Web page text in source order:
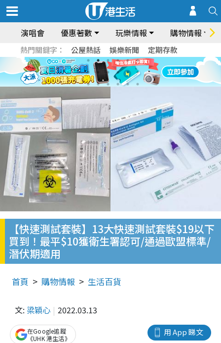
演唱會 優惠著數 玩樂情報 購物情報
熱門關鍵字： 公屋熱話 娛樂新聞 定期存款
【快速測試套裝】13大快速測試套裝$19以下
買到！最平$10獲衛生署認可/通過歐盟標準/
潛伏期適用
首頁 購物情報 生活百貨
文: 梁穎心 2022.03.13
用 App 睇文
在Google追蹤
《UHK 港生活》